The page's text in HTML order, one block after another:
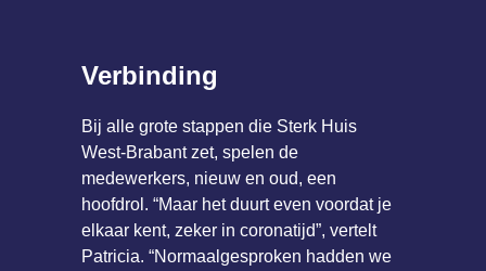
Verbinding
Bij alle grote stappen die Sterk Huis
West-Brabant zet, spelen de
medewerkers, nieuw en oud, een
hoofdrol. “Maar het duurt even voordat je
elkaar kent, zeker in coronatijd”, vertelt
Patricia. “Normaalgesproken hadden we